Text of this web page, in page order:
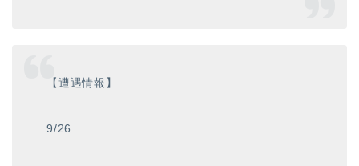
【遭遇情報】
9/26